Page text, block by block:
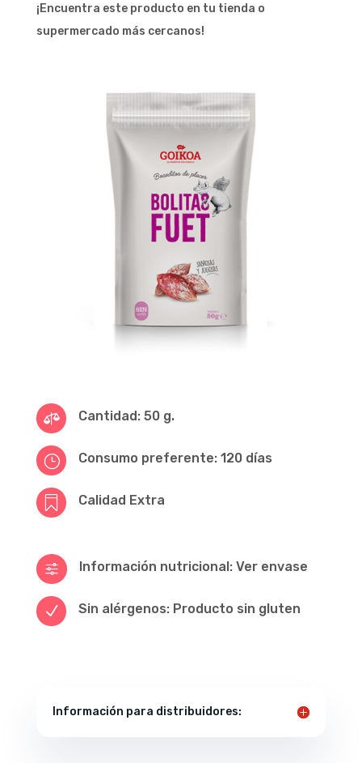
¡Encuentra este producto en tu tienda o
supermercado más cercanos!
 Cantidad: 50 g.
} Consumo preferente: 120 días
 Calidad Extra
f Información nutricional: Ver envase
N Sin alérgenos: Producto sin gluten
Información para distribuidores: